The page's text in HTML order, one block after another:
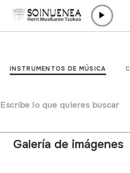
INSTRUMENTOS DE MÚSICA
Escribe lo que quieres buscar
BIRIMBAO;
Tipo de Instrumento de música
-> Punteados / flexible
Galería de imágenes